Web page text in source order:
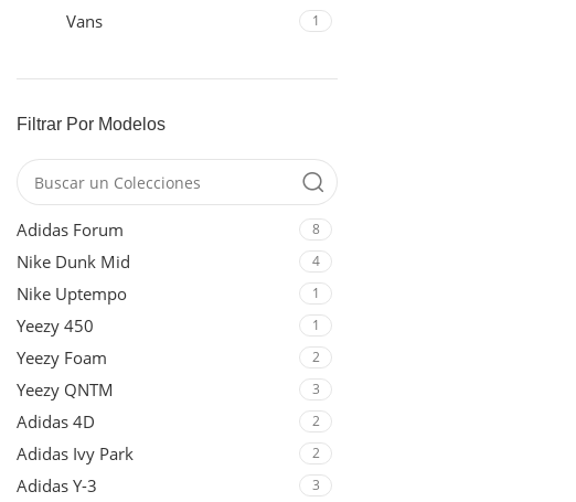
Vans 1
Filtrar Por Modelos
Adidas Forum 8
Nike Dunk Mid 4
Nike Uptempo 1
Yeezy 450 1
Yeezy Foam 2
Yeezy QNTM 3
Adidas 4D 2
Adidas Ivy Park 2
Adidas Y-3 3